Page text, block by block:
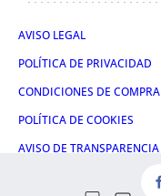
AVISO LEGAL
POLÍTICA DE PRIVACIDAD
CONDICIONES DE COMPRA
POLÍTICA DE COOKIES
AVISO DE TRANSPARENCIA